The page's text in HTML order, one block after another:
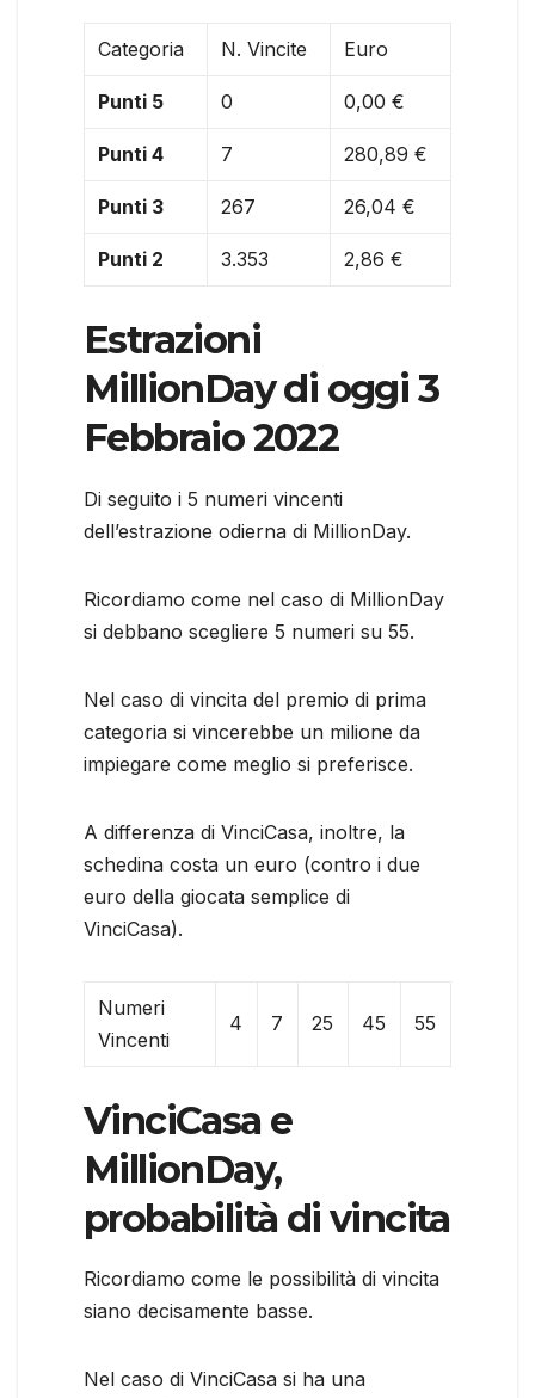
Categoria N. Vincite Euro
Punti 5 0 0,00 €
Punti 4 7 280,89 €
Punti 3 267 26,04 €
Punti 2 3.353 2,86 €
Estrazioni
MillionDay di oggi 3
Febbraio 2022
Di seguito i 5 numeri vincenti
dell’estrazione odierna di MillionDay.
Ricordiamo come nel caso di MillionDay
si debbano scegliere 5 numeri su 55.
Nel caso di vincita del premio di prima
categoria si vincerebbe un milione da
impiegare come meglio si preferisce.
A differenza di VinciCasa, inoltre, la
schedina costa un euro (contro i due
euro della giocata semplice di
VinciCasa).
Numeri
Vincenti
4 7 25 45 55
VinciCasa e
MillionDay,
probabilità di vincita
Ricordiamo come le possibilità di vincita
siano decisamente basse.
Nel caso di VinciCasa si ha una